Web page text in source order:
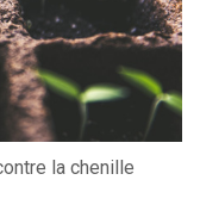
la chenille